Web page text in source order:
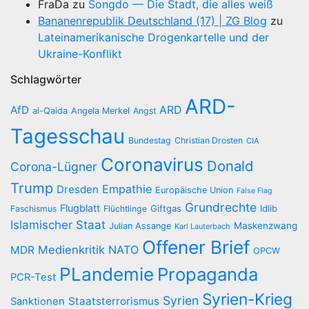
FraDa zu Songdo — Die Stadt, die alles weiß
Bananenrepublik Deutschland (17) | ZG Blog zu
Lateinamerikanische Drogenkartelle und der
Ukraine-Konflikt
Schlagwörter
AfD al-Qaida Angela Merkel Angst ARD ARD-
Tagesschau Bundestag Christian Drosten CIA
Corona-Lügner Coronavirus Donald
Trump Dresden Empathie Europäische Union False Flag
Faschismus Flugblatt Flüchtlinge Giftgas Grundrechte Idlib
Islamischer Staat Julian Assange Karl Lauterbach Maskenzwang
MDR Medienkritik NATO Offener Brief OPCW
PCR-Test PLandemie Propaganda
Sanktionen Staatsterrorismus Syrien Syrien-Krieg